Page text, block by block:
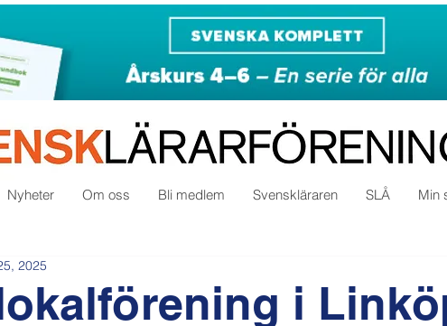
Nyheter Om oss Bli medlem Svenskläraren SLÅ Min
i
2025